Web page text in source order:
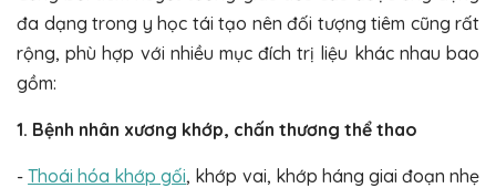
đa dạng trong y học tái tạo nên đối tượng tiêm cũng rất
rộng, phù hợp với nhiều mục đích trị liệu khác nhau bao
gồm:
1. Bệnh nhân xương khớp, chấn thương thể thao
-Thoái hóa khớp gối, khớp vai, khớp háng giai đoạn nhẹ